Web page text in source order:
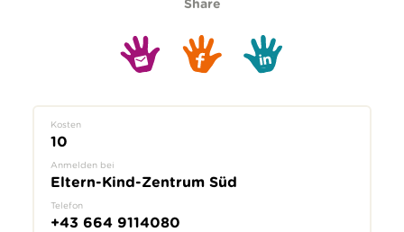
Share
Kosten
10
Anmelden bei
Eltern-Kind-Zentrum Süd
Telefon
+43 664 9114080